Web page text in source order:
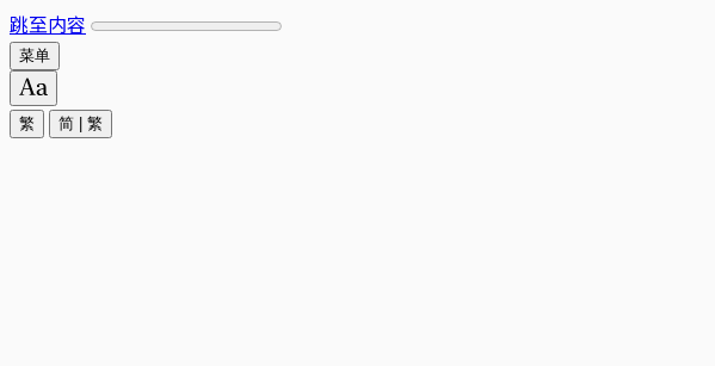
跳至内容
菜单
繁 简 繁